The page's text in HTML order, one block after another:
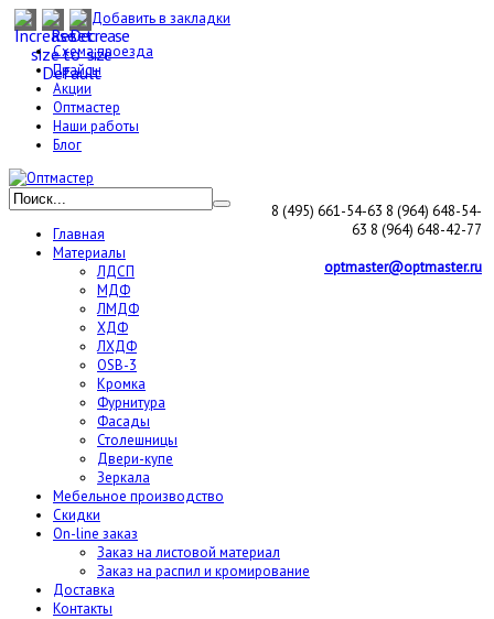
Добавить в закладки
Схема проезда
Прайсы
Акции
Оптмастер
Наши работы
Блог
8 (495) 661-54-63 8 (964) 648-54-
63 8 (964) 648-42-77
optmaster@optmaster.ru
Главная
Материалы
ЛДСП
МДФ
ЛМДФ
ХДФ
ЛХДФ
OSB-3
Кромка
Фурнитура
Фасады
Столешницы
Двери-купе
Зеркала
Мебельное производство
Скидки
On-line заказ
Заказ на листовой материал
Заказ на распил и кромирование
Доставка
Контакты